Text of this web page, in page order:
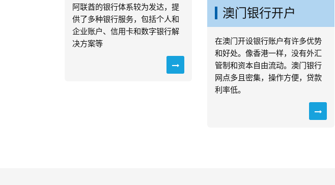
阿联酋的银行体系较为发达，提
供了多种银行服务，包括个人和
企业账户、信用卡和数字银行解
决方案等
在澳门开设银行账户有许多优势
和好处。像香港一样，没有外汇
管制和资本自由流动。澳门银行
网点多且密集，操作方便，贷款
利率低。